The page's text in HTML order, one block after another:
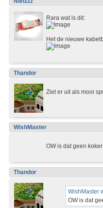
Rara wat is dit:
Het de nieuwe
Thandor
Ziet er uit als mooi
WishMaster
OW is dat geen
Thandor
WishMaster
OW is dat